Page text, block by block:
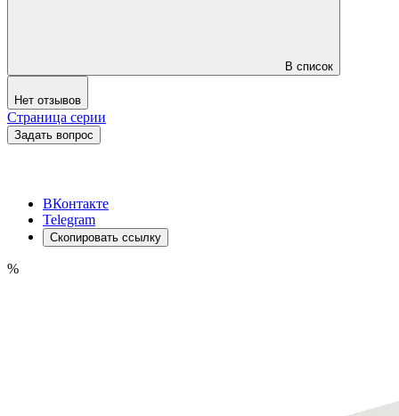
В список
Нет отзывов
Страница серии
Задать вопрос
ВКонтакте
Telegram
Скопировать ссылку
%